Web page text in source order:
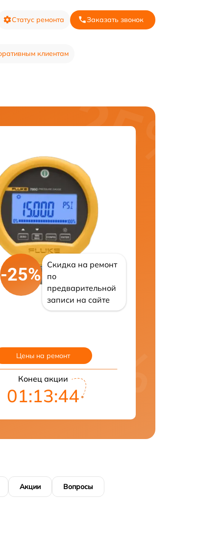
Статус ремонта Заказать звонок
клиентам
-25%
Скидка на ремонт
по
предварительной
записи на сайте
Цены на ремонт
Конец акции
01:13:43
Акции Вопросы